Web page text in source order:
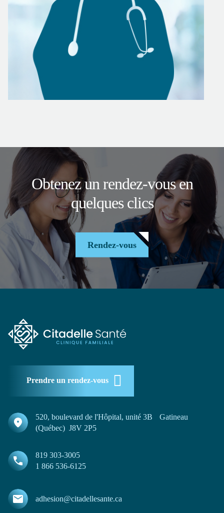
Obtenez un rendez-vous en
quelques clics
Rendez-vous
Prendre un rendez-vous
520, boulevard de l'Hôpital, unité 3B Gatineau
(Québec) J8V 2P5
819 303-3005
1 866 536-6125
adhesion@citadellesante.ca